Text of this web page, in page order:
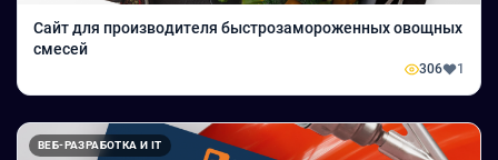
Сайт для производителя быстрозамороженных овощных
смесей
306 1
ВЕБ-РАЗРАБОТКА И IT